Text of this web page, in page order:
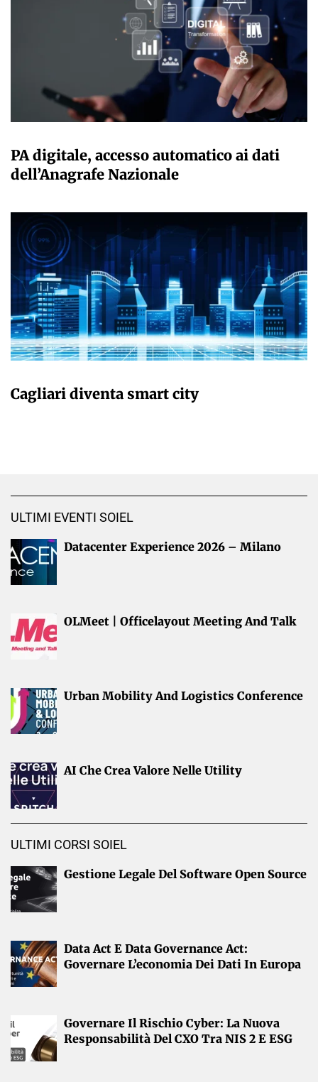
PA digitale, accesso automatico ai dati
dell’Anagrafe Nazionale
Cagliari diventa smart city
ULTIMI EVENTI SOIEL
Datacenter Experience 2026 – Milano
OLMeet | Officelayout Meeting And Talk
Urban Mobility And Logistics Conference
AI Che Crea Valore Nelle Utility
ULTIMI CORSI SOIEL
Gestione Legale Del Software Open Source
Data Act E Data Governance Act:
Governare L’economia Dei Dati In Europa
Governare Il Rischio Cyber: La Nuova
Responsabilità Del CXO Tra NIS 2 E ESG